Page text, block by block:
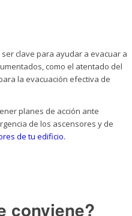
clave para ayudar a evacuar a
como el atentado del
la evacuación efectiva de
planes de acción ante
de los ascensores y de
de tu edificio.
conviene?